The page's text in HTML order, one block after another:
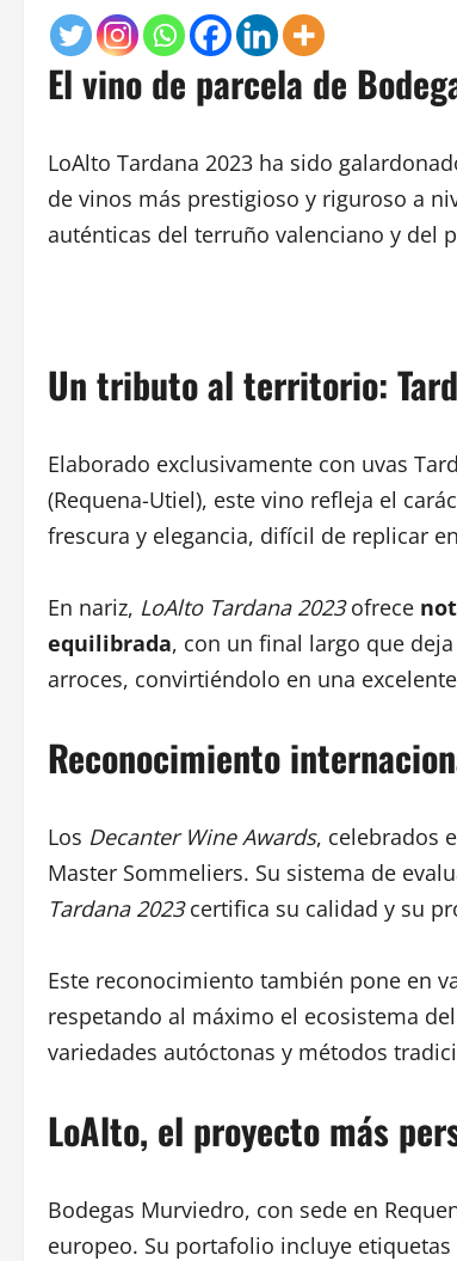
El vino de parcela de
LoAlto Tardana 2023 ha sido
de vinos más prestigioso y riguroso a
auténticas del terruño valenciano y del
Un tributo al territorio:
Elaborado exclusivamente con uvas
(Requena-Utiel), este vino refleja el
frescura y elegancia, difícil de replicar
En nariz, LoAlto Tardana 2023ofrece
equilibrada, con un final largo que
arroces, convirtiéndolo en una
Reconocimiento
Los Decanter Wine Awards, celebrados
Master Sommeliers. Su sistema de
Tardana 2023certifica su calidad y su
Este reconocimiento también pone en
respetando al máximo el ecosistema
variedades autóctonas y métodos
LoAlto, el proyecto más
Bodegas Murviedro, con sede en
europeo. Su portafolio incluye